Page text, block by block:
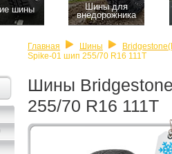
шины
Шины для
внедорожника
Главная Шины
Spike-01 шип 255/70 R16 111T
Шины
255/70 R16 111T